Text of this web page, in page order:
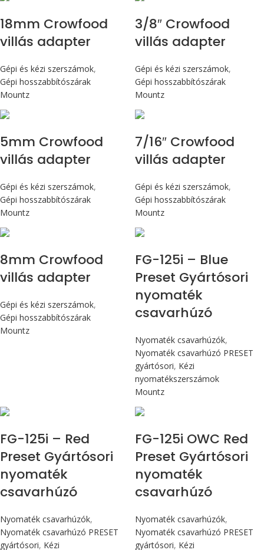
18mm Crowfood
villás adapter
Gépi és kézi szerszámok,
Gépi hosszabbítószárak
Mountz
3/8″ Crowfood
villás adapter
Gépi és kézi szerszámok,
Gépi hosszabbítószárak
Mountz
5mm Crowfood
villás adapter
Gépi és kézi szerszámok,
Gépi hosszabbítószárak
Mountz
7/16″ Crowfood
villás adapter
Gépi és kézi szerszámok,
Gépi hosszabbítószárak
Mountz
8mm Crowfood
villás adapter
Gépi és kézi szerszámok,
Gépi hosszabbítószárak
Mountz
FG-125i – Blue
Preset Gyártósori
nyomaték
csavarhúzó
Nyomaték csavarhúzók,
Nyomaték csavarhúzó PRESET
gyártósori, Kézi
nyomatékszerszámok
Mountz
FG-125i – Red
Preset Gyártósori
nyomaték
csavarhúzó
Nyomaték csavarhúzók,
Nyomaték csavarhúzó PRESET
gyártósori, Kézi
FG-125i OWC Red
Preset Gyártósori
nyomaték
csavarhúzó
Nyomaték csavarhúzók,
Nyomaték csavarhúzó PRESET
gyártósori, Kézi